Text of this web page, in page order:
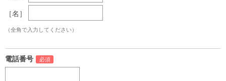
［名］
（全角で入力してください）
電話番号